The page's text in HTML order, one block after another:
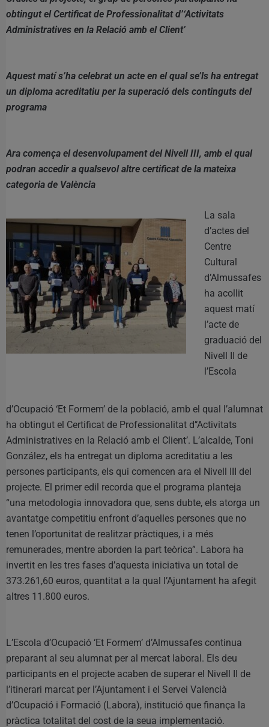
obtingut el Certificat de Professionalitat d’‘Activitats
Administratives en la Relació amb el Client’
Aquest matí s’ha celebrat un acte en el qual se’ls ha entregat
un diploma acreditatiu per la superació dels continguts del
programa
Ara comença el desenvolupament del Nivell III, amb el qual
podran accedir a qualsevol altre certificat de la mateixa
categoria de València
La sala
d’actes del
Centre
Cultural
d’Almussafes
ha acollit
aquest matí
l’acte de
graduació del
Nivell II de
l’Escola
d’Ocupació ‘Et Formem’ de la població, amb el qual l’alumnat
ha obtingut el Certificat de Professionalitat d’‘Activitats
Administratives en la Relació amb el Client’. L’alcalde, Toni
González, els ha entregat un diploma acreditatiu a les
persones participants, els qui comencen ara el Nivell III del
projecte. El primer edil recorda que el programa planteja
“una metodologia innovadora que, sens dubte, els atorga un
avantatge competitiu enfront d’aquelles persones que no
tenen l’oportunitat de realitzar pràctiques, i a més
remunerades, mentre aborden la part teòrica”. Labora ha
invertit en les tres fases d’aquesta iniciativa un total de
373.261,60 euros, quantitat a la qual l’Ajuntament ha afegit
altres 11.800 euros.
L’Escola d’Ocupació ‘Et Formem’ d’Almussafes continua
preparant al seu alumnat per al mercat laboral. Els deu
participants en el projecte acaben de superar el Nivell II de
l’itinerari marcat per l’Ajuntament i el Servei Valencià
d’Ocupació i Formació (Labora), institució que finança la
pràctica totalitat del cost de la seua implementació.